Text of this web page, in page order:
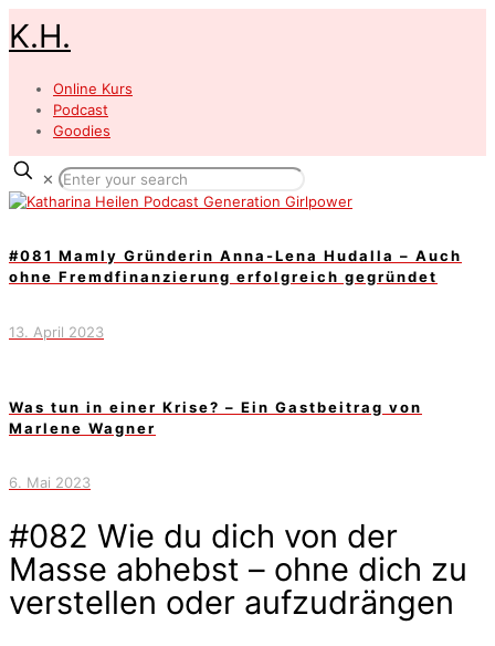
K.H.
Online Kurs
Podcast
Goodies
✕
#081 Mamly Gründerin Anna-Lena Hudalla – Auch
ohne Fremdfinanzierung erfolgreich gegründet
13. April 2023
Was tun in einer Krise? – Ein Gastbeitrag von
Marlene Wagner
6. Mai 2023
#082 Wie du dich von der
Masse abhebst – ohne dich zu
verstellen oder aufzudrängen